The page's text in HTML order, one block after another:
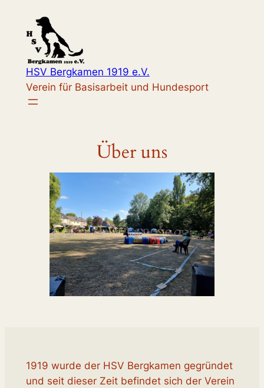
springen
HSV Bergkamen 1919 e.V.
Verein für Basisarbeit und Hundesport
Über uns
1919 wurde der HSV Bergkamen gegründet
und seit dieser Zeit befindet sich der Verein